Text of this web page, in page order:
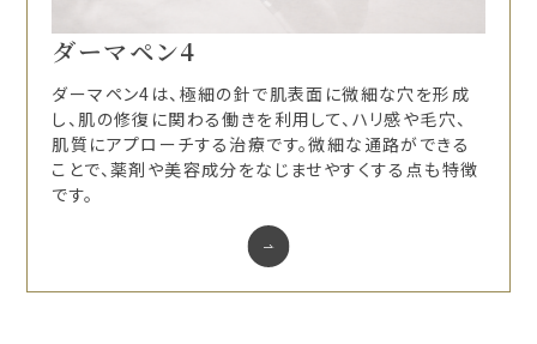
ダーマペン4
ダーマペン4は、極細の針で肌表面に微細な穴を形成
し、肌の修復に関わる働きを利用して、ハリ感や毛穴、
肌質にアプローチする治療です。微細な通路ができる
ことで、薬剤や美容成分をなじませやすくする点も特徴
です。